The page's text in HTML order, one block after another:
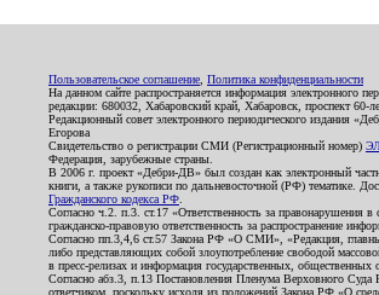
Пользовательское соглашение Политика конфиденциальности
На данном сайте распространяется информация
редакции: 680032, Хабаровский край, Хабаровск, проспект
Редакционный совет электронного периодического
Егорова
Свидетельство о регистрации СМИ (Регистрационный номер)
Федерация, зарубежные страны.
В 2006 г. проект «Дебри-ДВ» был создан как электронный
книги, а также рукописи по дальневосточной (РФ) тематике.
Гражданского кодекса РФ
Согласно ч.2. п.3. ст.17 «Ответственность за
гражданско-правовую ответственность за распространение
Согласно пп.3,4,6 ст.57 Закона РФ «О СМИ», «Редакция, главный
либо представляющих собой злоупотребление свободой
в пресс-релизах и информация государственных, общественных
Согласно абз.3, п.13 Постановления Пленума Верховного
ответчиком, поскольку исходя из положений Закона РФ «О